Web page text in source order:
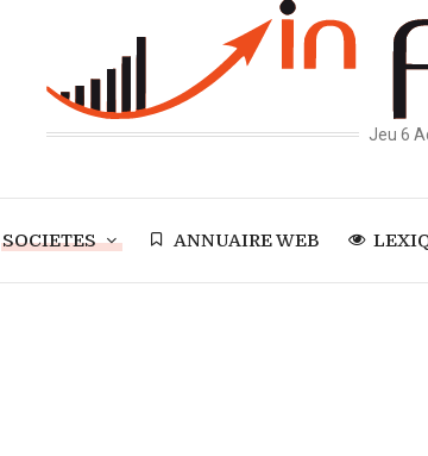
Jeu 6
SOCIETES ANNUAIRE WEB